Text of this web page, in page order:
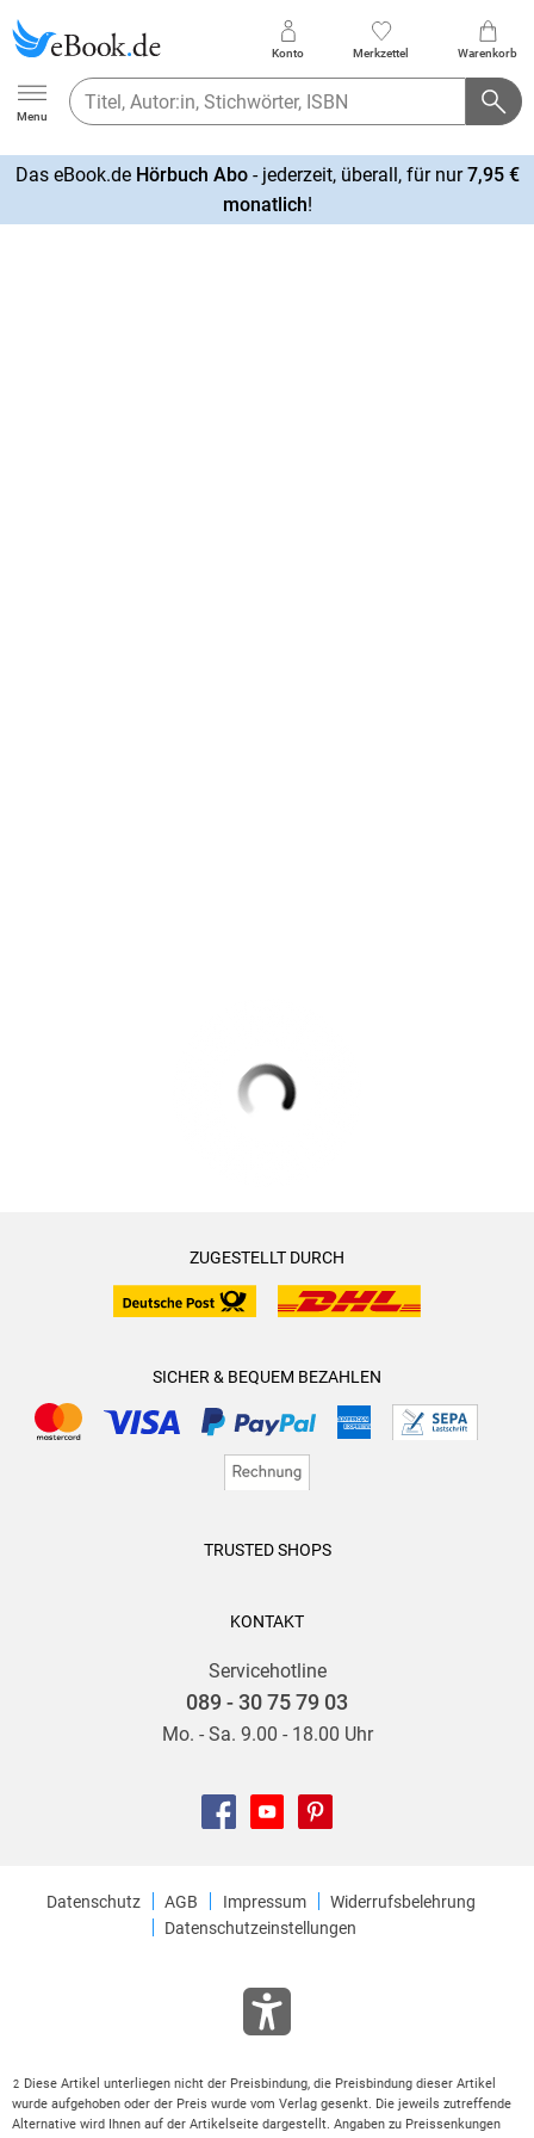
Ebook.de
Menu
Konto Merkzettel Warenkorb
Das eBook.de Hörbuch Abo- jederzeit, überall, für nur7,95 €
monatlich!
ZUGESTELLT DURCH
SICHER & BEQUEM BEZAHLEN
TRUSTED SHOPS
KONTAKT
Servicehotline
089 - 30 75 79 03
Mo. - Sa. 9.00 - 18.00 Uhr
Datenschutz AGB Impressum
Widerrufsbelehrung
Datenschutzeinstellungen
2 Diese Artikel unterliegen nicht der Preisbindung, die Preisbindung dieser Artikel
wurde aufgehoben oder der Preis wurde vom Verlag gesenkt. Die jeweils zutreffende
Alternative wird Ihnen auf der Artikelseite dargestellt. Angaben zu Preissenkungen